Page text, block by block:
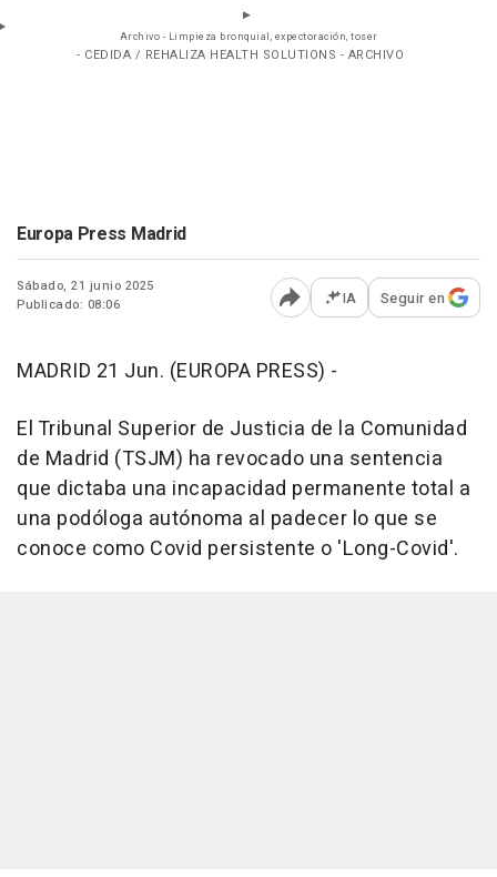
Archivo - Limpieza bronquial, expectoración, toser
- CEDIDA / REHALIZA HEALTH SOLUTIONS - ARCHIVO
Europa Press Madrid
Sábado, 21 junio 2025
Publicado: 08:06
Abrir opciones para
IA Seguir en
MADRID 21 Jun. (EUROPA PRESS) -
El Tribunal Superior de Justicia de la Comunidad
de Madrid (TSJM) ha revocado una sentencia
que dictaba una incapacidad permanente total a
una podóloga autónoma al padecer lo que se
conoce como Covid persistente o 'Long-Covid'.